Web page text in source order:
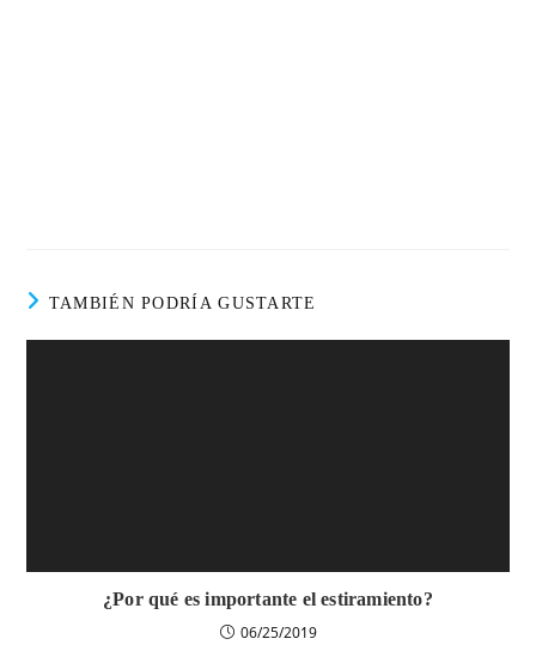
TAMBIÉN PODRÍA GUSTARTE
¿Por qué es importante el estiramiento?
06/25/2019